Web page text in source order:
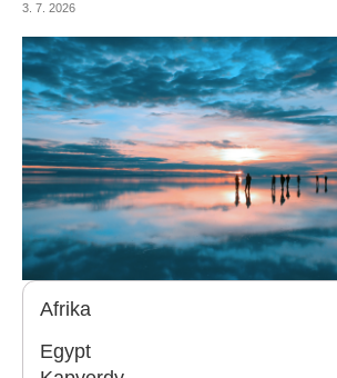
které byste vedle sebe nečekali. Podívejme se,
příroda překoná lidskou fantazii.
3. 7. 2026
Afrika
Egypt